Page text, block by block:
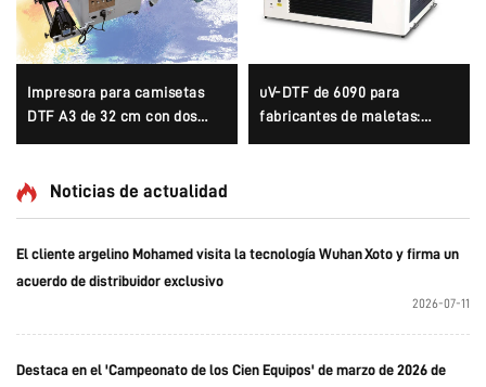
Impresora para camisetas
DTF A3 de 32 cm con dos
uV-DTF de 6090 para
fabricantes de maletas:
Noticias de actualidad
El cliente argelino Mohamed visita la tecnología Wuhan Xoto y firma un
acuerdo de distribuidor exclusivo
2026-07-11
Destaca en el 'Campeonato de los Cien Equipos' de marzo de 2026 de